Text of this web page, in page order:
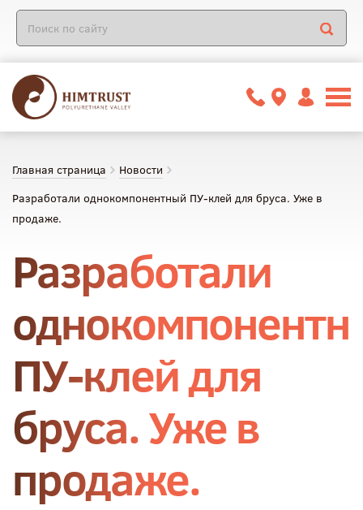
Главная страница
Новости
Разработали однокомпонентный ПУ-клей для бруса. Уже в
продаже.
Разработали
ПУ-клей для
бруса. Уже в
продаже.